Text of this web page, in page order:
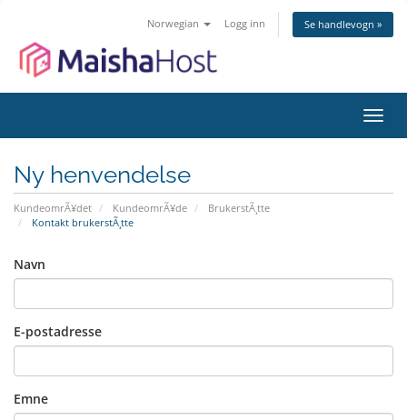
Norwegian Logg inn Se handlevogn »
Bytt
Ny henvendelse
KundeomrÃ¥det KundeomrÃ¥de
BrukerstÃ¸tte
Kontakt brukerstÃ¸tte
Navn
E-postadresse
Emne